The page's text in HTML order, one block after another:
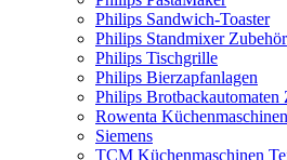
Philips Sandwich-Toaster
Philips Standmixer Zubehör
Philips Tischgrille
Philips Bierzapfanlagen
Philips Brotbackautomaten
Rowenta Küchenmaschinen
Siemens
TCM Küchenmaschinen